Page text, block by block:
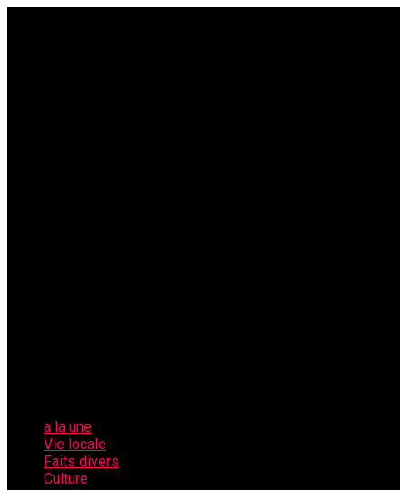
a la une
Vie locale
Faits divers
Culture